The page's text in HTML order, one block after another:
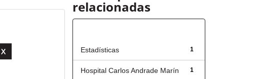
relacionadas
1
Estadísticas
1
Hospital Carlos Andrade Marín